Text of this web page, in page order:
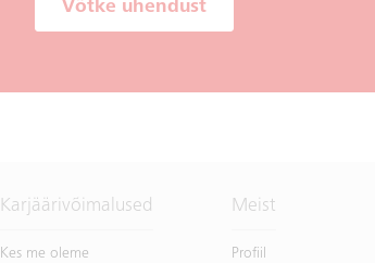
Võtke ühendust
Karjäärivõimalused
Kes me oleme
Meist
Profiil